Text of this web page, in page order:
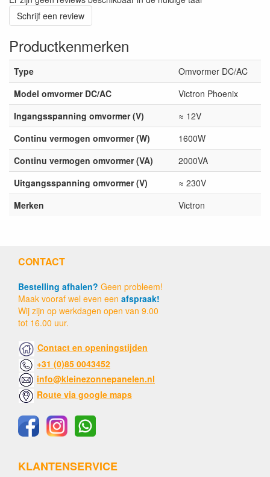
Schrijf een review
Productkenmerken
Type
Omvormer DC/AC
Model omvormer DC/AC
Victron Phoenix
Ingangsspanning omvormer (V)
≈ 12V
Continu vermogen omvormer (W)
1600W
Continu vermogen omvormer (VA)
2000VA
Uitgangsspanning omvormer (V)
≈ 230V
Merken
Victron
CONTACT
Bestelling afhalen? Geen probleem!
Maak vooraf wel even een afspraak!
Wij zijn op werkdagen open van 9.00
tot 16.00 uur.
Contact en openingstijden
+31 (0)85 0043452
info@kleinezonnepanelen.nl
Route via google maps
KLANTENSERVICE